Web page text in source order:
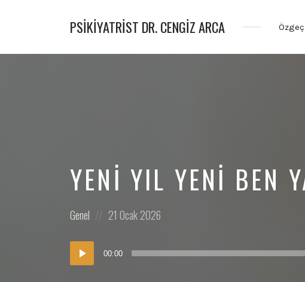
PSIKIYATRIST DR. CENGIZ ARCA
&
YENI YIL YENI BEN
Posted
Genel
Posted
21 Ocak 2026
Ses
oynatıcı
00:00